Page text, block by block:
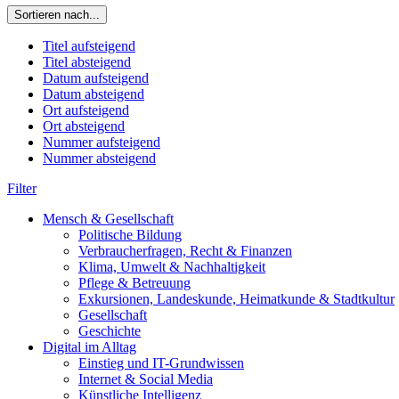
Sortieren nach...
Titel aufsteigend
Titel absteigend
Datum aufsteigend
Datum absteigend
Ort aufsteigend
Ort absteigend
Nummer aufsteigend
Nummer absteigend
Filter
Mensch & Gesellschaft
Politische Bildung
Verbraucherfragen, Recht & Finanzen
Klima, Umwelt & Nachhaltigkeit
Pflege & Betreuung
Exkursionen, Landeskunde, Heimatkunde & Stadtkultur
Gesellschaft
Geschichte
Digital im Alltag
Einstieg und IT-Grundwissen
Internet & Social Media
Künstliche Intelligenz